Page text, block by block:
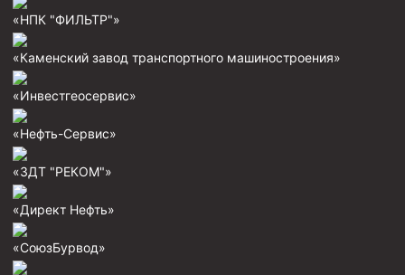
Муфта ОТТГ 146
Буровое оборудование
Оборудование для трубопроводов и манифольдов
Буровые насосы
«НПК "ФИЛЬТР"»
«Каменский завод транспортного машиностроения»
«Инвестгеосервис»
«Нефть-Сервис»
«ЗДТ "РЕКОМ"»
«Директ Нефть»
«СоюзБурвод»